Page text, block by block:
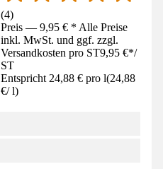
(4)
Preis — 9,95 € * Alle Preise
inkl. MwSt. und ggf. zzgl.
Versandkosten pro ST9,95 €*/
ST
Entspricht 24,88 € pro l(24,88
€/ l)